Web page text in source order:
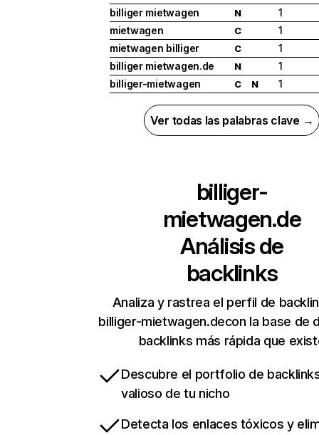
billiger mietwagen
N
1
mietwagen
C
1
mietwagen billiger
C
1
billiger mietwagen.de
N
1
billiger-mietwagen
C N 1
Ver todas las palabras clave →
billiger-
mietwagen.de
Análisis de
backlinks
Analiza y rastrea el perfil de
billiger-mietwagen.decon la base de
backlinks más rápida que
Descubre el portfolio de
valioso de tu nicho
Detecta los enlaces tóxicos y